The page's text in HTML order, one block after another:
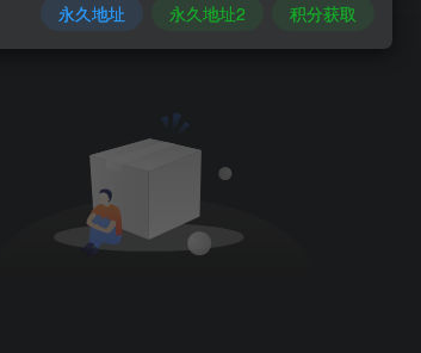
永久地址 永久地址2 积分获取